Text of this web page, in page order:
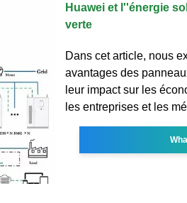
Huawei et l''énergie
verte
Dans cet article, nous
avantages des
leur impact sur les
les entreprises et les